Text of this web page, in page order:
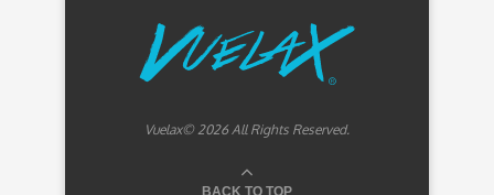
Vuelax© 2026 All Rights Reserved.
BACK TO TOP